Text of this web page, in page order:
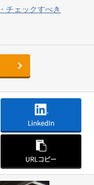
チェックすべき